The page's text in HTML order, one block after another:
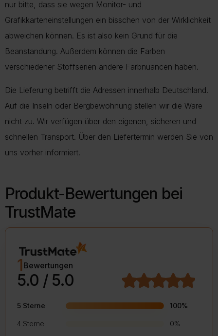
nur bitte, dass sie wegen Monitor- und
Grafikkarteneinstellungen ein bisschen von der Wirklichkeit
abweichen können. Es ist also kein Grund für die
Beanstandung. Außerdem können die Farben
verschiedener Stoffserien andere Farbnuancen haben.
Die Lieferung betrifft die Adressen innerhalb Deutschland.
Auf die Inseln oder Bergbewohnung stellen wir die Ware
nicht zu. Wir verfügen über den eigenen, sicheren und
schnellen Transport. Über den Liefertermin werden Sie von
uns vorher informiert.
Produkt-Bewertungen bei
TrustMate
1Bewertungen
5.0 / 5.0
5 Sterne 100%
4 Sterne 0%